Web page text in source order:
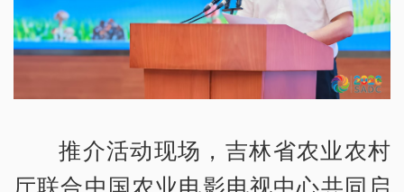
推介活动现场，吉林省农业农村
厅联合中国农业电影电视中心共同启